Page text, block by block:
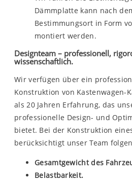
Dämmplatte kann nach
Bestimmungsort in Form
montiert werden.
Designteam – professionell,
wissenschaftlich.
Wir verfügen über ein
Konstruktion von Kastenwagen-
als 20 Jahren Erfahrung, das
professionelle Design- und
bietet. Bei der Konstruktion
berücksichtigt unser Team
Gesamtgewicht des
Belastbarkeit.